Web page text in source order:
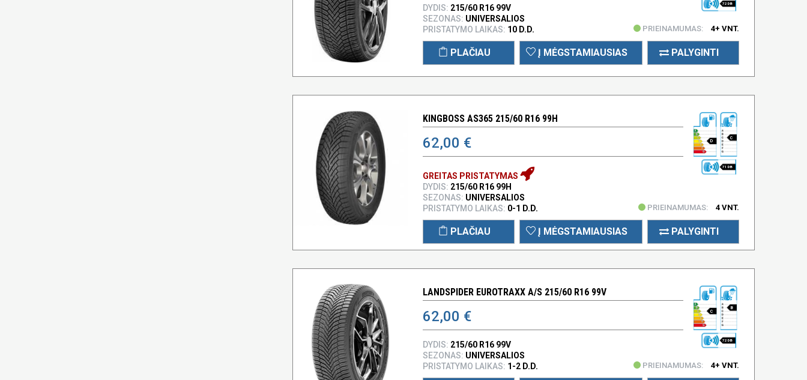
72 DB
DYDIS: 215/60 R16 99V
SEZONAS: UNIVERSALIOS
PRISTATYMO LAIKAS: 10 D.D. PRIEINAMUMAS: 4+ VNT.
PLAČIAU Į MĖGSTAMIAUSIAS PALYGINTI
KINGBOSS AS365 215/60 R16 99H
62,00 € D
C
71 DB
GREITAS PRISTATYMAS
DYDIS: 215/60 R16 99H
SEZONAS: UNIVERSALIOS
PRISTATYMO LAIKAS: 0-1 D.D. PRIEINAMUMAS: 4 VNT.
PLAČIAU Į MĖGSTAMIAUSIAS PALYGINTI
LANDSPIDER EUROTRAXX A/S 215/60 R16 99V
62,00 € C
B
72 DB
DYDIS: 215/60 R16 99V
SEZONAS: UNIVERSALIOS
PRISTATYMO LAIKAS: 1-2 D.D. PRIEINAMUMAS: 4+ VNT.